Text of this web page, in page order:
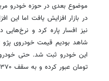
موضوع بعدی در حوزه خودرو
در بازار افزایش یافت اما این
نیز افسار پاره کرد و
این خودرو ثبت شد. حتی
تومان عبور کرده و به سقف ۳۷۰ میلیون تومان نیز رسیدند.